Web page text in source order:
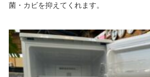
菌・カビを抑えてくれます。